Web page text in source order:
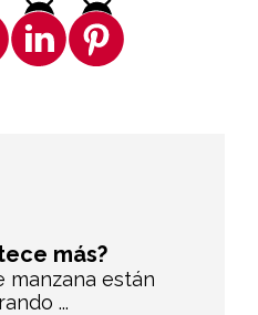
más?
manzana están
...